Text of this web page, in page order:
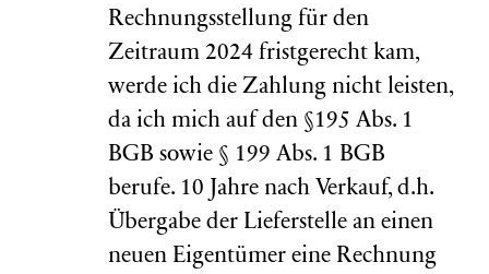
Rechnungsstellung für den
Zeitraum 2024 fristgerecht kam,
werde ich die Zahlung nicht leisten,
da ich mich auf den §195 Abs. 1
BGB sowie § 199 Abs. 1 BGB
berufe. 10 Jahre nach Verkauf, d.h.
Übergabe der Lieferstelle an einen
neuen Eigentümer eine Rechnung